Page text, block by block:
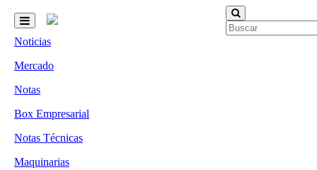
Noticias
Mercado
Notas
Box Empresarial
Notas Técnicas
Maquinarias